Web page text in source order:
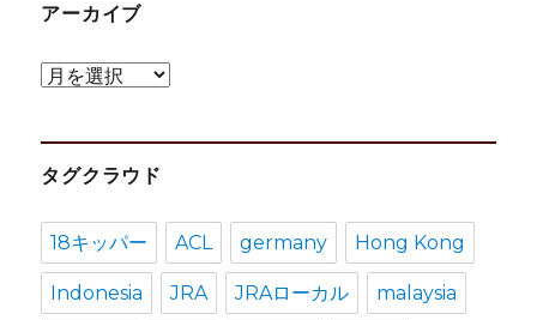
アーカイブ
ア
カ
イ
タグクラウド
18キッパー ACL germany Hong Kong
Indonesia JRA JRAローカル malaysia